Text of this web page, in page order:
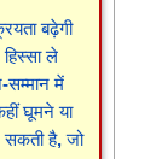
बढ़ेगी
ले
में
घूमने या
सकती है, जो